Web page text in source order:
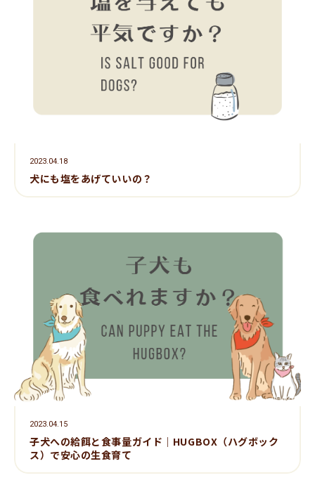
2023.04.18
犬にも塩をあげていいの？
2023.04.15
子犬への給餌と食事量ガイド｜HUGBOX（ハグボック
ス）で安心の生食育て